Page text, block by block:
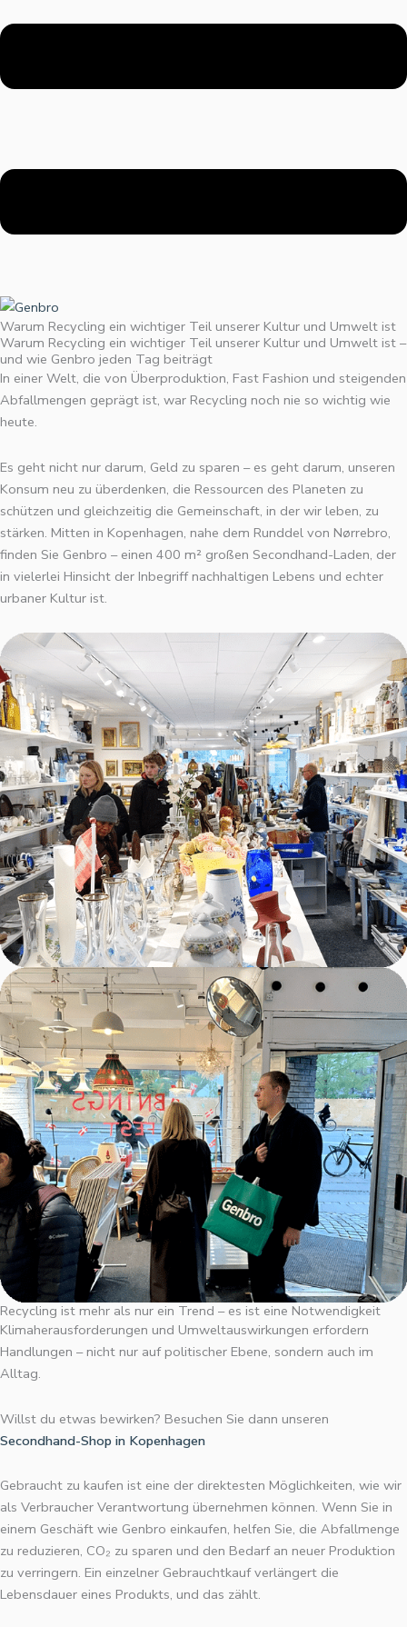
Warum Recycling ein wichtiger Teil unserer Kultur und Umwelt ist
Warum Recycling ein wichtiger Teil unserer Kultur und Umwelt ist –
und wie Genbro jeden Tag beiträgt
In einer Welt, die von Überproduktion, Fast Fashion und steigenden
Abfallmengen geprägt ist, war Recycling noch nie so wichtig wie
heute.
Es geht nicht nur darum, Geld zu sparen – es geht darum, unseren
Konsum neu zu überdenken, die Ressourcen des Planeten zu
schützen und gleichzeitig die Gemeinschaft, in der wir leben, zu
stärken. Mitten in Kopenhagen, nahe dem Runddel von Nørrebro,
finden Sie Genbro – einen 400 m² großen Secondhand-Laden, der
in vielerlei Hinsicht der Inbegriff nachhaltigen Lebens und echter
urbaner Kultur ist.
Recycling ist mehr als nur ein Trend – es ist eine Notwendigkeit
Klimaherausforderungen und Umweltauswirkungen erfordern
Handlungen – nicht nur auf politischer Ebene, sondern auch im
Alltag.
Willst du etwas bewirken? Besuchen Sie dann unseren
Secondhand-Shop in Kopenhagen
Gebraucht zu kaufen ist eine der direktesten Möglichkeiten, wie wir
als Verbraucher Verantwortung übernehmen können. Wenn Sie in
einem Geschäft wie Genbro einkaufen, helfen Sie, die Abfallmenge
zu reduzieren, CO₂ zu sparen und den Bedarf an neuer Produktion
zu verringern. Ein einzelner Gebrauchtkauf verlängert die
Lebensdauer eines Produkts, und das zählt.